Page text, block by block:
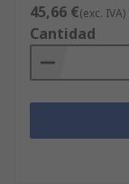
45,66 €(exc. IVA)
Cantidad